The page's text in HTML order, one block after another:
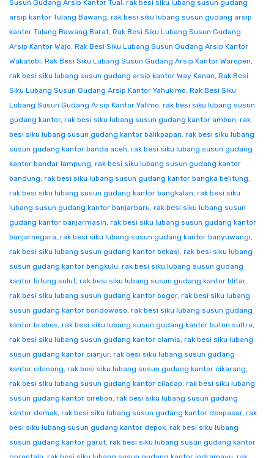
Susun Gudang Arsip Kantor Tual, rak besi siku lubang susun gudang
arsip kantor Tulang Bawang, rak besi siku lubang susun gudang arsip
kantor Tulang Bawang Barat, Rak Besi Siku Lubang Susun Gudang
Arsip Kantor Wajo, Rak Besi Siku Lubang Susun Gudang Arsip Kantor
Wakatobi, Rak Besi Siku Lubang Susun Gudang Arsip Kantor Waropen,
rak besi siku lubang susun gudang arsip kantor Way Kanan, Rak Besi
Siku Lubang Susun Gudang Arsip Kantor Yahukimo, Rak Besi Siku
Lubang Susun Gudang Arsip Kantor Yalimo, rak besi siku lubang susun
gudang kantor, rak besi siku lubang susun gudang kantor ambon, rak
besi siku lubang susun gudang kantor balikpapan, rak besi siku lubang
susun gudang kantor banda aceh, rak besi siku lubang susun gudang
kantor bandar lampung, rak besi siku lubang susun gudang kantor
bandung, rak besi siku lubang susun gudang kantor bangka belitung,
rak besi siku lubang susun gudang kantor bangkalan, rak besi siku
lubang susun gudang kantor banjarbaru, rak besi siku lubang susun
gudang kantor banjarmasin, rak besi siku lubang susun gudang kantor
banjarnegara, rak besi siku lubang susun gudang kantor banyuwangi,
rak besi siku lubang susun gudang kantor bekasi, rak besi siku lubang
susun gudang kantor bengkulu, rak besi siku lubang susun gudang
kantor bitung sulut, rak besi siku lubang susun gudang kantor blitar,
rak besi siku lubang susun gudang kantor bogor, rak besi siku lubang
susun gudang kantor bondowoso, rak besi siku lubang susun gudang
kantor brebes, rak besi siku lubang susun gudang kantor buton sultra,
rak besi siku lubang susun gudang kantor ciamis, rak besi siku lubang
susun gudang kantor cianjur, rak besi siku lubang susun gudang
kantor cibinong, rak besi siku lubang susun gudang kantor cikarang,
rak besi siku lubang susun gudang kantor cilacap, rak besi siku lubang
susun gudang kantor cirebon, rak besi siku lubang susun gudang
kantor demak, rak besi siku lubang susun gudang kantor denpasar, rak
besi siku lubang susun gudang kantor depok, rak besi siku lubang
susun gudang kantor garut, rak besi siku lubang susun gudang kantor